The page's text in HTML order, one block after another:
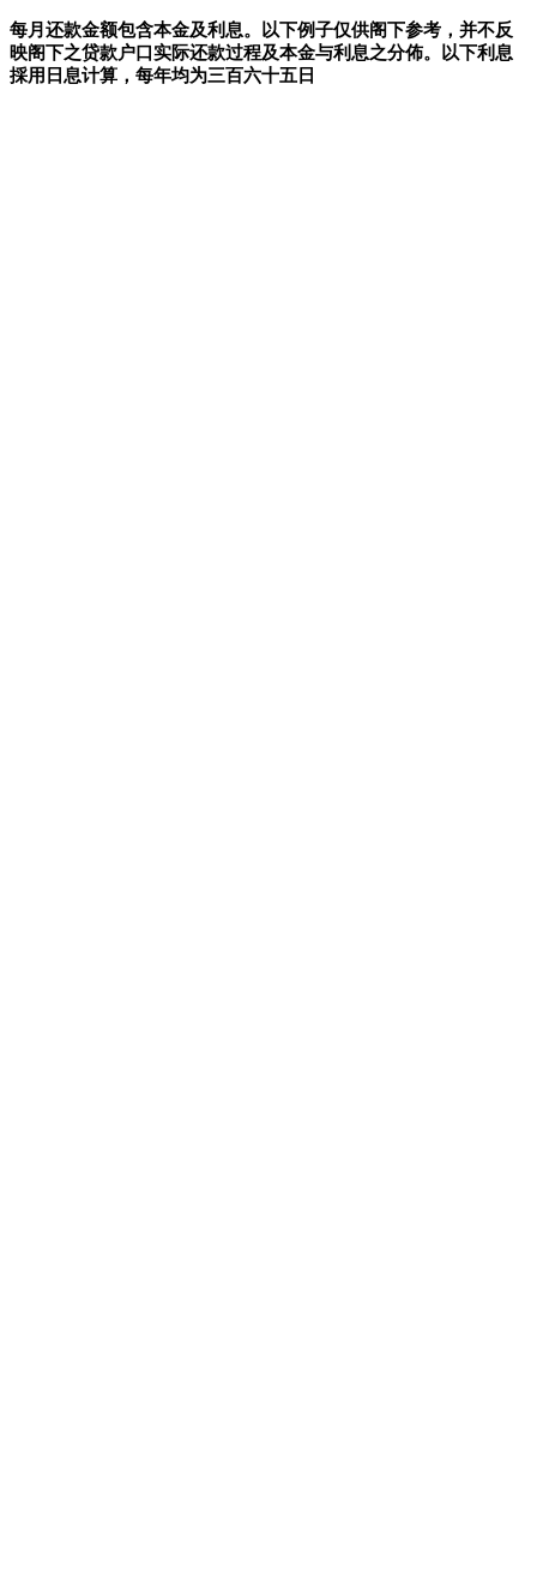
每月还款金额包含本金及利息。以下例子仅供阁下参考，并不反
映阁下之贷款户口实际还款过程及本金与利息之分佈。以下利息
採用日息计算，每年均为三百六十五日